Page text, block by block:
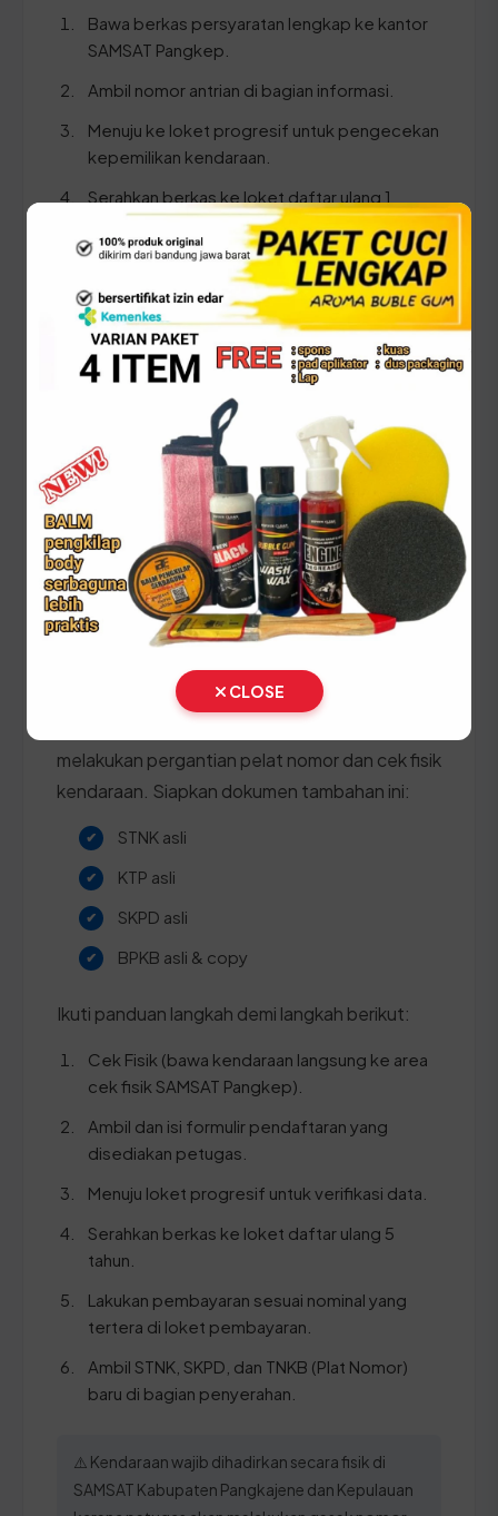
Bawa berkas persyaratan lengkap ke kantor
SAMSAT Pangkep.
Ambil nomor antrian di bagian informasi.
Menuju ke loket progresif untuk pengecekan
kepemilikan kendaraan.
Serahkan berkas ke loket daftar ulang 1
tahun.
Melakukan pembayaran di loket pembayaran
yang tersedia.
Tunggu proses pencetakan dan ambil STNK
serta SKPD yang telah disahkan.
⚠️ Pastikan Anda membawa KTP dan STNK ASLI
saat melakukan pengesahan, serta pastikan
data pada dokumen identitas sinkron dengan
data di sistem SAMSAT.
Panduan Pajak 5 Tahunan
(Ganti Plat) di Sulawesi
melakukan pergantian pelat nomor dan cek fisik
kendaraan. Siapkan dokumen tambahan ini:
STNK asli
KTP asli
SKPD asli
BPKB asli & copy
Ikuti panduan langkah demi langkah berikut:
Cek Fisik (bawa kendaraan langsung ke area
cek fisik SAMSAT Pangkep).
Ambil dan isi formulir pendaftaran yang
disediakan petugas.
Menuju loket progresif untuk verifikasi data.
Serahkan berkas ke loket daftar ulang 5
tahun.
Lakukan pembayaran sesuai nominal yang
tertera di loket pembayaran.
Ambil STNK, SKPD, dan TNKB (Plat Nomor)
baru di bagian penyerahan.
⚠️ Kendaraan wajib dihadirkan secara fisik di
SAMSAT Kabupaten Pangkajene dan Kepulauan
CLOSE